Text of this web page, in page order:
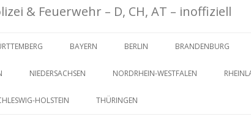
& Feuerwehr – D, CH, AT – inoffiziell
BAYERN BERLIN BRANDENBURG
NIEDERSACHSEN NORDRHEIN-WESTFALEN
HOLSTEIN THÜRINGEN